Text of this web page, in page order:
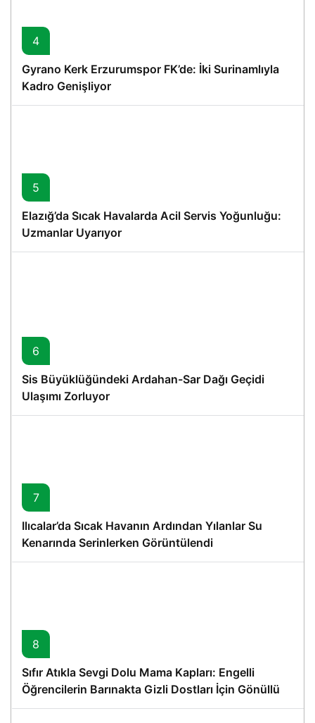
4
Gyrano Kerk Erzurumspor FK’de: İki Surinamlıyla
Kadro Genişliyor
5
Elazığ’da Sıcak Havalarda Acil Servis Yoğunluğu:
Uzmanlar Uyarıyor
6
Sis Büyüklüğündeki Ardahan-Sar Dağı Geçidi
Ulaşımı Zorluyor
7
Ilıcalar’da Sıcak Havanın Ardından Yılanlar Su
Kenarında Serinlerken Görüntülendi
8
Sıfır Atıkla Sevgi Dolu Mama Kapları: Engelli
Öğrencilerin Barınakta Gizli Dostları İçin Gönüllü
Proje